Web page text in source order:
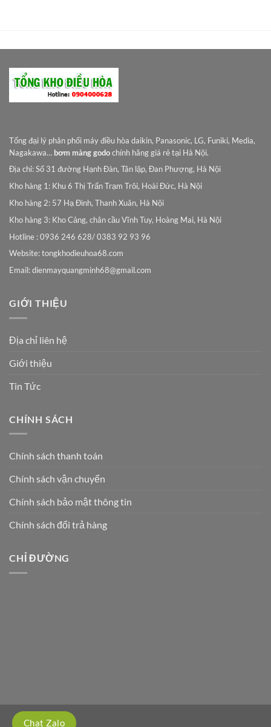
Tổng đại lý phân phối máy điều hòa daikin, Panasonic, LG, Funiki, Media,
Nagakawa… bơm màng godochính hãng giá rẻ tại Hà Nội.
Địa chỉ: Số 31 đường Hạnh Đàn, Tân lập, Đan Phượng, Hà Nội
Kho hàng 1: Khu 6 Thị Trấn Trạm Trôi, Hoài Đức, Hà Nội
Kho hàng 2: 57 Hạ Đình, Thanh Xuân, Hà Nội
Kho hàng 3: Kho Cảng, chân cầu Vĩnh Tuy, Hoàng Mai, Hà Nội
Hotline : 0936 246 628/ 0383 92 93 96
Website: tongkhodieuhoa68.com
Email:dienmayquangminh68@gmail.com
GIỚI THIỆU
Địa chỉ liên hệ
Giới thiệu
Tin Tức
CHÍNH SÁCH
Chính sách thanh toán
Chính sách vận chuyển
Chính sách bảo mật thông tin
Chính sách đổi trả hàng
CHỈ ĐƯỜNG
Chat Zalo